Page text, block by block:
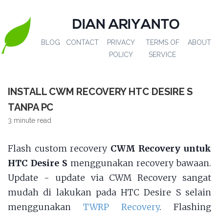
DIAN ARIYANTO
BLOG CONTACT
PRIVACY
POLICY
TERMS OF
SERVICE
ABOUT
INSTALL CWM RECOVERY HTC DESIRE S
TANPA PC
3 minute read
Flash custom recovery CWM Recovery untuk
HTC Desire S menggunakan recovery bawaan.
Update - update via CWM Recovery sangat
mudah di lakukan pada HTC Desire S selain
menggunakan TWRP Recovery. Flashing